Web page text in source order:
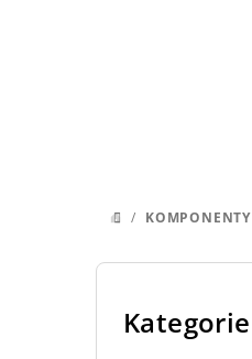
DOMŮ
/ KOMPONENTY
P
Přeskočit
kategorie
Kategorie